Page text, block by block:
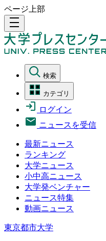
ページ上部
density_medium
検索
カテゴリ
ログイン
ニュースを受信
最新ニュース
ランキング
大学ニュース
小中高ニュース
大学発ベンチャー
ニュース特集
動画ニュース
東京都市大学